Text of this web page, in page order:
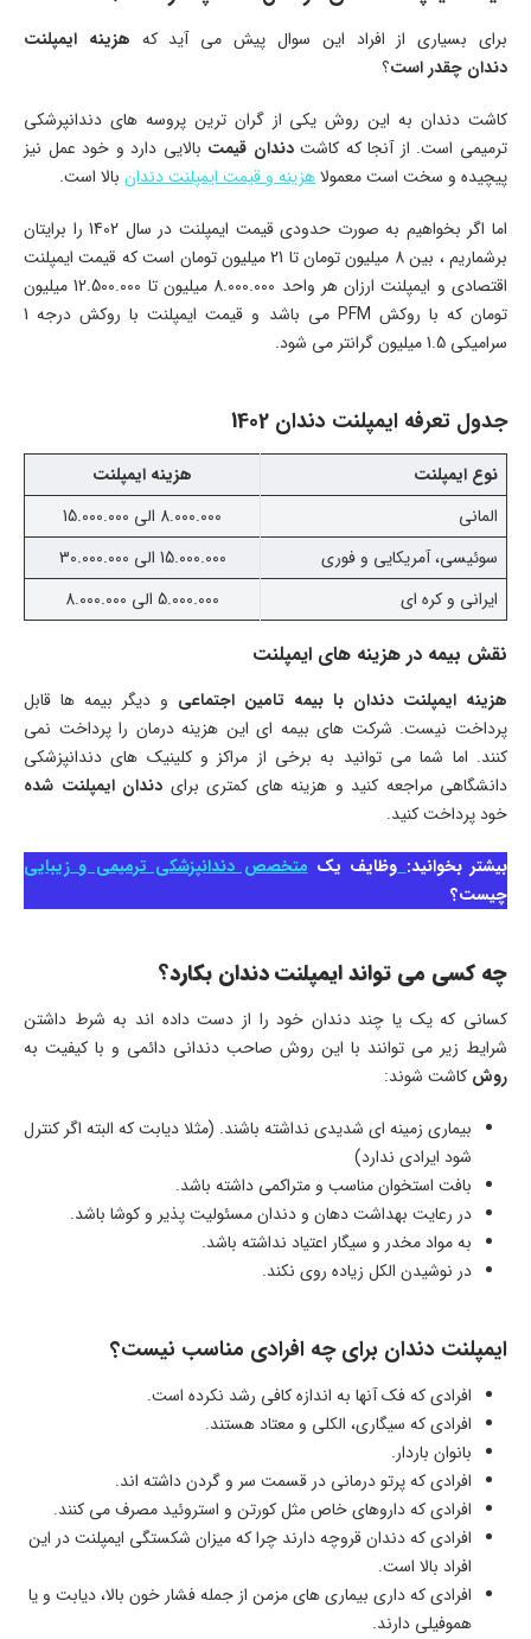
برای بسیاری از افراد این سوال پیش می آید که هزینه ایمپلنت
دندان چقدر است؟
کاشت دندان به این روش یکی از گران ترین پروسه های دندانپرشکی
ترمیمی است. از آنجا که کاشتدندان قیمت بالایی دارد و خود عمل نیز
پیچیده و سخت است معمولاهزینه و قیمت ایمپلنت دندان بالا است.
اما اگر بخواهیم به صورت حدودی قیمت ایمپلنت در سال 1402 را برایتان
برشماریم ، بین 8 میلیون تومان تا 21 میلیون تومان است که قیمت ایمپلنت
اقتصادی و ایمپلنت ارزان هر واحد 8.000.000 میلیون تا 12.500.000 میلیون
تومان که با روکش PFM می باشد و قیمت ایمپلنت با روکش درجه 1
سرامیکی 1.5 میلیون گرانتر می شود.
جدول تعرفه ایمپلنت دندان 1402
نوع ایمپلنت
هزینه ایمپلنت
المانی
8.000.000 الی 15.000.000
سوئیسی، آمریکایی و فوری
15.000.000 الی 30.000.000
ایرانی و کره ای
5.000.000 الی 8.000.000
نقش بیمه در هزینه های ایمپلنت
هزینه ایمپلنت دندان با بیمه تامین اجتماعی و دیگر بیمه ها قابل
پرداخت نیست. شرکت های بیمه ای این هزینه درمان را پرداخت نمی
کنند. اما شما می توانید به برخی از مراکز و کلینیک های دندانپزشکی
دانشگاهی مراجعه کنید و هزینه های کمتری برای دندان ایمپلنت شده
خود پرداخت کنید.
بیشتر بخوانید: وظایف یکمتخصص دندانپزشکی ترمیمی و زیبایی
چیست؟
چه کسی می تواند ایمپلنت دندان بکارد؟
کسانی که یک یا چند دندان خود را از دست داده اند به شرط داشتن
شرایط زیر می توانند با این روش صاحب دندانی دائمی و با کیفیت به
روش کاشت شوند:
بیماری زمینه ای شدیدی نداشته باشند. (مثلا دیابت که البته اگر کنترل
شود ایرادی ندارد)
بافت استخوان مناسب و متراکمی داشته باشد.
در رعایت بهداشت دهان و دندان مسئولیت پذیر و کوشا باشد.
به مواد مخدر و سیگار اعتیاد نداشته باشد.
در نوشیدن الکل زیاده روی نکند.
ایمپلنت دندان برای چه افرادی مناسب نیست؟
افرادی که فک آنها به اندازه کافی رشد نکرده است.
افرادی که سیگاری، الکلی و معتاد هستند.
بانوان باردار.
افرادی که پرتو درمانی در قسمت سر و گردن داشته اند.
افرادی که داروهای خاص مثل کورتن و استروئید مصرف می کنند.
افرادی که دندان قروچه دارند چرا که میزان شکستگی ایمپلنت در این
افراد بالا است.
افرادی که داری بیماری های مزمن از جمله فشار خون بالا، دیابت و یا
هموفیلی دارند.